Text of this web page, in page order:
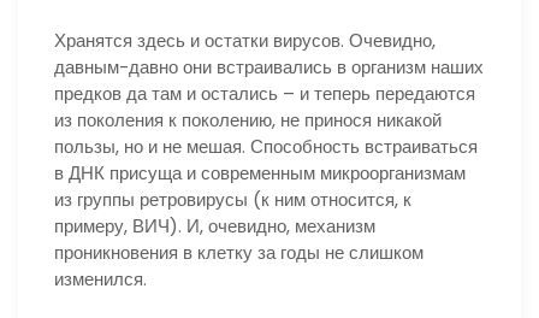
Хранятся здесь и остатки вирусов. Очевидно,
давным-давно они встраивались в организм наших
предков да там и остались – и теперь передаются
из поколения к поколению, не принося никакой
пользы, но и не мешая. Способность встраиваться
в ДНК присуща и современным микроорганизмам
из группы ретровирусы (к ним относится, к
примеру, ВИЧ). И, очевидно, механизм
проникновения в клетку за годы не слишком
изменился.